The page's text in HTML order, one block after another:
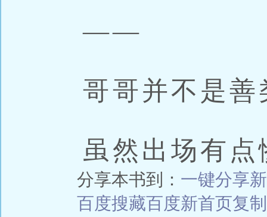
——
哥哥并不是善
虽然出场有点
分享本书到： 一键分享
百度搜藏百度新首页复